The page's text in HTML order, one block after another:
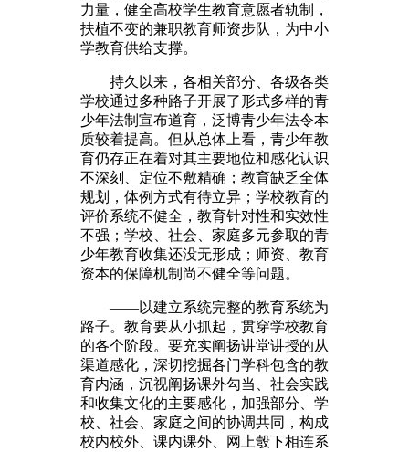
力量，健全高校学生教育意愿者轨制，
扶植不变的兼职教育师资步队，为中小
学教育供给支撑。
持久以来，各相关部分、各级各类
学校通过多种路子开展了形式多样的青
少年法制宣布道育，泛博青少年法令本
质较着提高。但从总体上看，青少年教
育仍存正在着对其主要地位和感化认识
不深刻、定位不敷精确；教育缺乏全体
规划，体例方式有待立异；学校教育的
评价系统不健全，教育针对性和实效性
不强；学校、社会、家庭多元参取的青
少年教育收集还没无形成；师资、教育
资本的保障机制尚不健全等问题。
——以建立系统完整的教育系统为
路子。教育要从小抓起，贯穿学校教育
的各个阶段。要充实阐扬讲堂讲授的从
渠道感化，深切挖掘各门学科包含的教
育内涵，沉视阐扬课外勾当、社会实践
和收集文化的主要感化，加强部分、学
校、社会、家庭之间的协调共同，构成
校内校外、课内课外、网上彀下相连系